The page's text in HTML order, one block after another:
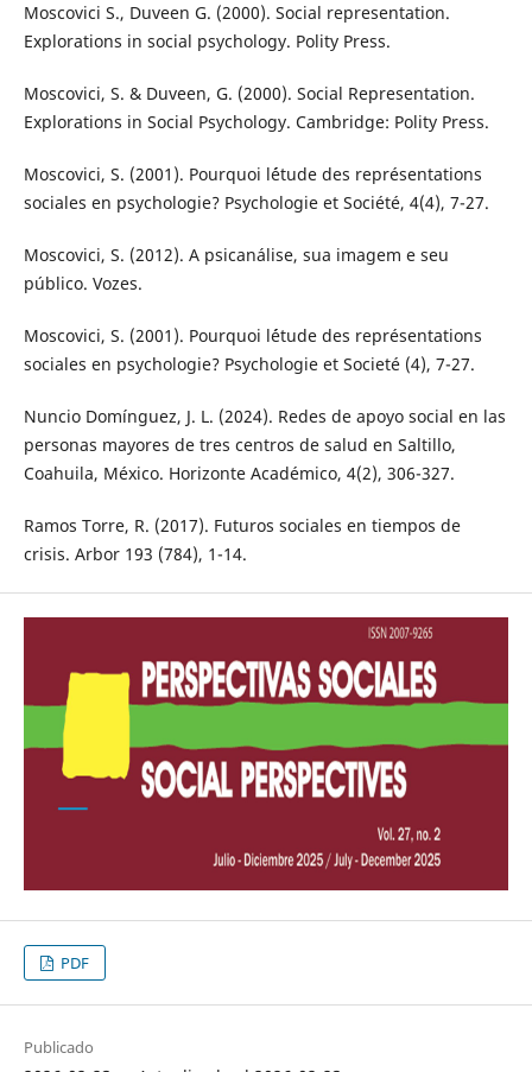
Moscovici S., Duveen G. (2000). Social representation.
Explorations in social psychology. Polity Press.
Moscovici, S. & Duveen, G. (2000). Social Representation.
Explorations in Social Psychology. Cambridge: Polity Press.
Moscovici, S. (2001). Pourquoi l´étude des représentations
sociales en psychologie? Psychologie et Société, 4(4), 7-27.
Moscovici, S. (2012). A psicanálise, sua imagem e seu
público. Vozes.
Moscovici, S. (2001). Pourquoi l´étude des représentations
sociales en psychologie? Psychologie et Societé (4), 7-27.
Nuncio Domínguez, J. L. (2024). Redes de apoyo social en las
personas mayores de tres centros de salud en Saltillo,
Coahuila, México. Horizonte Académico, 4(2), 306-327.
Ramos Torre, R. (2017). Futuros sociales en tiempos de
crisis. Arbor 193 (784), 1-14.
PDF
Publicado